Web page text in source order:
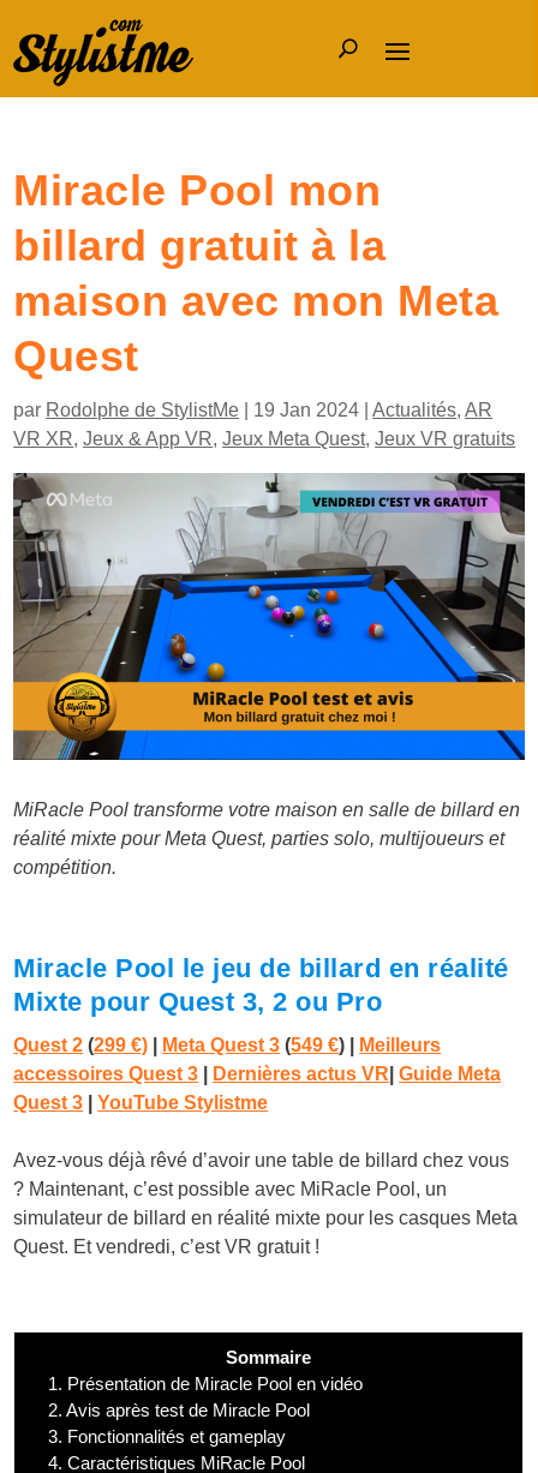
Miracle Pool mon
billard gratuit à la
maison avec mon Meta
Quest
par Rodolphe de StylistMe 19 Jan 2024 |Actualités,AR
VR XR,Jeux & App VR,Jeux Meta Quest,Jeux VR gratuits
MiRacle Pool transforme votre maison en salle de billard en
réalité mixte pour Meta Quest, parties solo, multijoueurs et
compétition.
Miracle Pool le jeu de billard en réalité
Mixte pour Quest 3, 2 ou Pro
Quest 2 (299 €) Meta Quest 3 (549 €)
Meilleurs
accessoires Quest 3
Dernières actus VR |Guide Meta
Quest 3
YouTube Stylistme
Avez-vous déjà rêvé d’avoir une table de billard chez vous
? Maintenant, c’est possible avec MiRacle Pool, un
simulateur de billard en réalité mixte pour les casques Meta
Quest. Et vendredi, c’est VR gratuit !
Sommaire
1. Présentation de Miracle Pool en vidéo
2. Avis après test de Miracle Pool
3. Fonctionnalités et gameplay
4. Caractéristiques MiRacle Pool